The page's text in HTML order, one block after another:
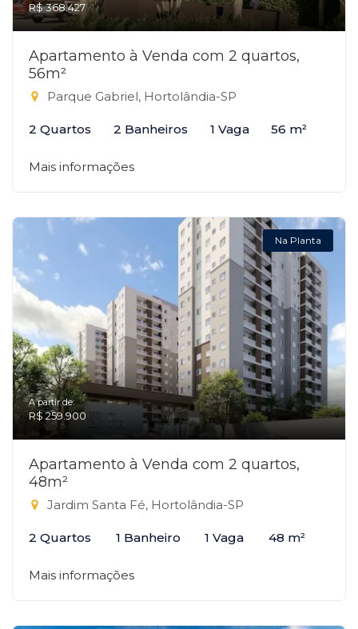
R$ 368.427
Apartamento à Venda com 2 quartos,
56m²
Parque Gabriel, Hortolândia-SP
2 Quartos 2 Banheiros 1 Vaga 56 m²
Mais informações
Na Planta
A partir de:
R$ 259.900
Apartamento à Venda com 2 quartos,
48m²
Jardim Santa Fé, Hortolândia-SP
2 Quartos 1 Banheiro 1 Vaga 48 m²
Mais informações